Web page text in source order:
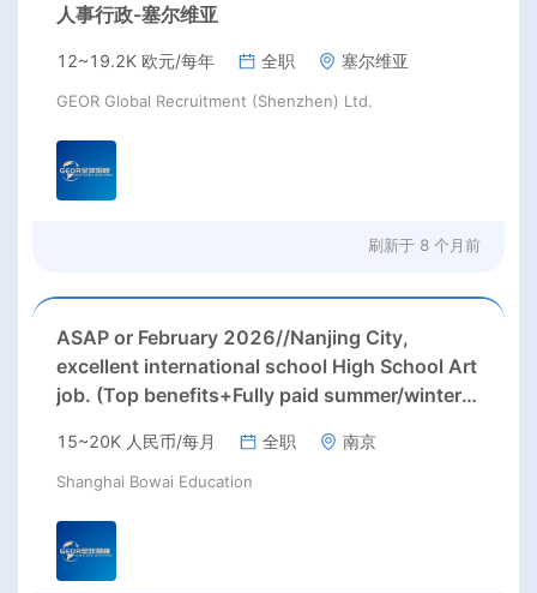
人事行政-塞尔维亚
12~19.2K 欧元/每年 全职 塞尔维亚
GEOR Global Recruitment (Shenzhen) Ltd.
刷新于 8 个月前
ASAP or February 2026//Nanjing City,
excellent international school High School Art
job. (Top benefits+Fully paid summer/winter
15~20K 人民币/每月 全职 南京
Shanghai Bowai Education